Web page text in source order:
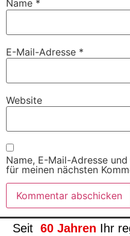
Name *
E-Mail-Adresse *
Website
Name, E-Mail-Adresse
für meinen nächsten
Seit 60 Jahren Ihr